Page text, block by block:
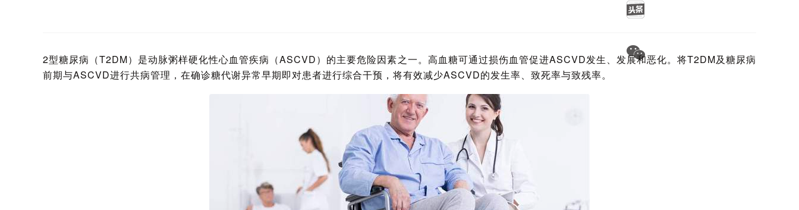
2型糖尿病（T2DM）是动脉粥样硬化性心血管疾病（ASCVD）的主要危险因素之一。高血糖可通过损伤血管促进ASCVD发生、发展和恶化。将T2DM及糖尿病
前期与ASCVD进行共病管理，在确诊糖代谢异常早期即对患者进行综合干预，将有效减少ASCVD的发生率、致死率与致残率。